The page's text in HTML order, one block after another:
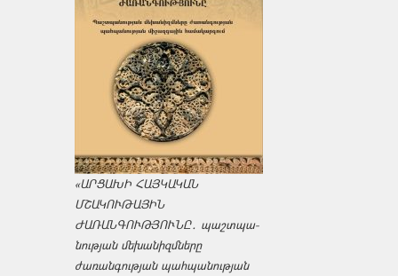
«ԱՐՑԱԽԻ ՀԱՅԿԱԿԱՆ
ՄՇԱԿՈՒԹԱՅԻՆ
ԺԱՌԱՆԳՈՒԹՅՈՒՆԸ․ պաշտպա­
նության մեխանիզմները
ժառանգության պահպանության